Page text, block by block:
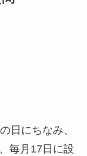
日にちなみ、
毎月17日に設